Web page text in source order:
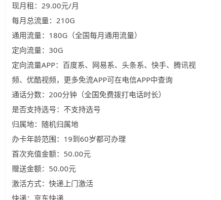
现月租：29.00元/月
每月总流量：210G
通用流量：180G（全国每月通用流量）
定向流量：30G
定向流量APP：百度系、网易系、头条系、快手、腾讯视
频、优酷视频，更多免流APP可在电信APP中查询
通话分数：200分钟（全国免费拨打电话时长）
是否支持选号：不支持选号
归属地：随机归属地
办卡年龄范围：19到60岁都可办理
首次充值金额：50.00元
赠送金额：50.00元
激活方式：快递上门激活